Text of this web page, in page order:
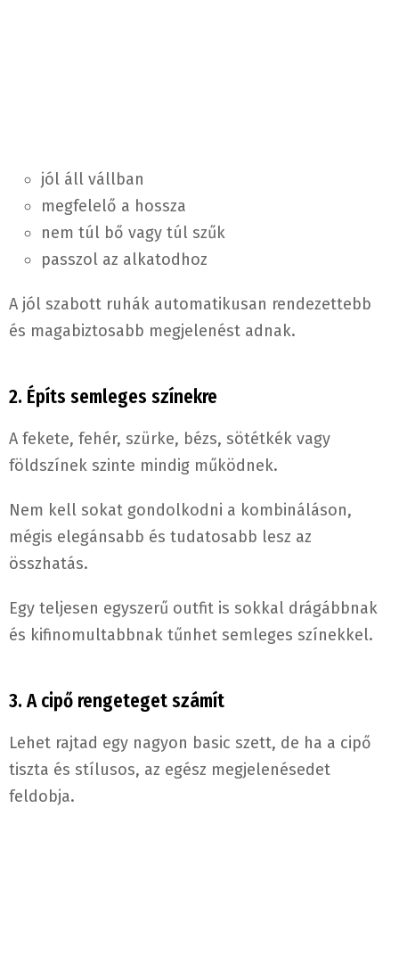
jól áll vállban
megfelelő a hossza
nem túl bő vagy túl szűk
passzol az alkatodhoz
A jól szabott ruhák automatikusan rendezettebb
és magabiztosabb megjelenést adnak.
2. Építs semleges színekre
A fekete, fehér, szürke, bézs, sötétkék vagy
földszínek szinte mindig működnek.
Nem kell sokat gondolkodni a kombináláson,
mégis elegánsabb és tudatosabb lesz az
összhatás.
Egy teljesen egyszerű outfit is sokkal drágábbnak
és kifinomultabbnak tűnhet semleges színekkel.
3. A cipő rengeteget számít
Lehet rajtad egy nagyon basic szett, de ha a cipő
tiszta és stílusos, az egész megjelenésedet
feldobja.